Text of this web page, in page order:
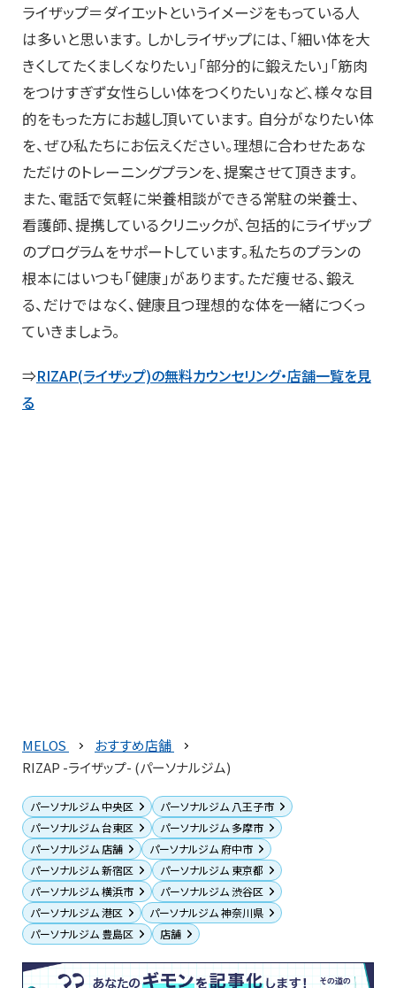
ライザップ＝ダイエットというイメージをもっている人
は多いと思います。 しかしライザップには、「細い体を大
きくしてたくましくなりたい」「部分的に鍛えたい」「筋肉
をつけすぎず女性らしい体をつくりたい」など、様々な目
的をもった方にお越し頂いています。 自分がなりたい体
を、ぜひ私たちにお伝えください。理想に合わせたあな
ただけのトレーニングプランを、提案させて頂きます。
また、電話で気軽に栄養相談ができる常駐の栄養士、
看護師、提携しているクリニックが、包括的にライザップ
のプログラムをサポートしています。私たちのプランの
根本にはいつも「健康」があります。ただ痩せる、鍛え
る、だけではなく、健康且つ理想的な体を一緒につくっ
ていきましょう。
⇒RIZAP(ライザップ)の無料カウンセリング・店舗一覧を見
る
MELOS
おすすめ店舗
RIZAP -ライザップ- (パーソナルジム)
パーソナルジム 中央区
パーソナルジム 八王子市
パーソナルジム 台東区
パーソナルジム 多摩市
パーソナルジム 店舗
パーソナルジム 府中市
パーソナルジム 新宿区
パーソナルジム 東京都
パーソナルジム 横浜市
パーソナルジム 渋谷区
パーソナルジム 港区
パーソナルジム 神奈川県
パーソナルジム 豊島区
店舗